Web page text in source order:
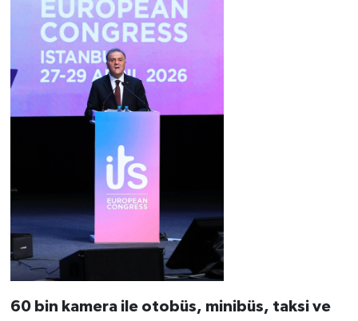
60 bin kamera ile otobüs, minibüs, taksi ve